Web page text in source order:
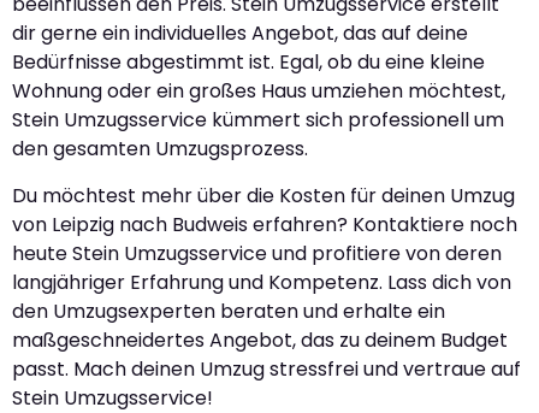
dir gerne ein individuelles Angebot, das auf deine
Bedürfnisse abgestimmt ist. Egal, ob du eine kleine
Wohnung oder ein großes Haus umziehen möchtest,
Stein Umzugsservice kümmert sich professionell um
den gesamten Umzugsprozess.
Du möchtest mehr über die Kosten für deinen Umzug
von Leipzig nach Budweis erfahren? Kontaktiere noch
heute Stein Umzugsservice und profitiere von deren
langjähriger Erfahrung und Kompetenz. Lass dich von
den Umzugsexperten beraten und erhalte ein
maßgeschneidertes Angebot, das zu deinem Budget
passt. Mach deinen Umzug stressfrei und vertraue auf
Stein Umzugsservice!